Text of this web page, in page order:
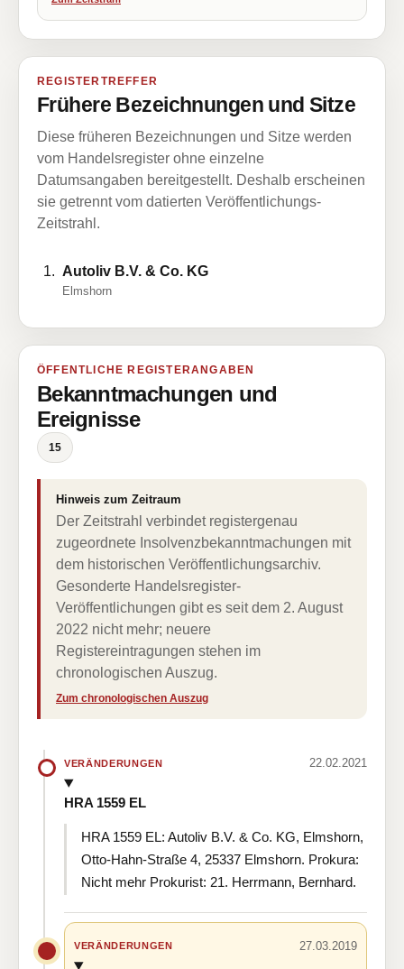
REGISTERTREFFER
Frühere Bezeichnungen und Sitze
Diese früheren Bezeichnungen und Sitze werden
vom Handelsregister ohne einzelne
Datumsangaben bereitgestellt. Deshalb erscheinen
sie getrennt vom datierten Veröffentlichungs-
Zeitstrahl.
Autoliv B.V. & Co. KG
Elmshorn
ÖFFENTLICHE REGISTERANGABEN
Bekanntmachungen und
Ereignisse
15
Hinweis zum Zeitraum
Der Zeitstrahl verbindet registergenau
zugeordnete Insolvenzbekanntmachungen mit
dem historischen Veröffentlichungsarchiv.
Gesonderte Handelsregister-
Veröffentlichungen gibt es seit dem 2. August
2022 nicht mehr; neuere
Registereintragungen stehen im
chronologischen Auszug.
Zum chronologischen Auszug
VERÄNDERUNGEN 22.02.2021
HRA 1559 EL
HRA 1559 EL: Autoliv B.V. & Co. KG, Elmshorn,
Otto-Hahn-Straße 4, 25337 Elmshorn. Prokura:
Nicht mehr Prokurist: 21. Herrmann, Bernhard.
VERÄNDERUNGEN 27.03.2019